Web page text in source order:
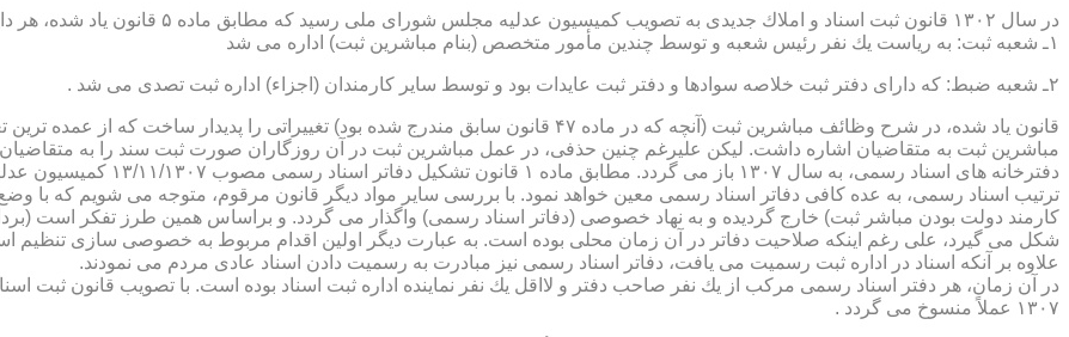
در سال ۱۳۰۲ قانون ثبت اسناد و املاك جدیدی به تصویب كمیسیون عدلیه مجلس شورای ملی رسید كه مطابق ماده ۵ قانون یاد شده، هر دایره ثبت اسناد، از دو قسمت زیر تشكیل می شد.
۱ـ شعبه ثبت: به ریاست یك نفر رئیس شعبه و توسط چندین مأمور متخصص (بنام مباشرین ثبت) اداره می شد
۲ـ شعبه ضبط: كه دارای دفتر ثبت خلاصه سوادها و دفتر ثبت عایدات بود و توسط سایر كارمندان (اجزاء) اداره ثبت تصدی می شد .
قانون یاد شده، در شرح وظائف مباشرین ثبت (آنچه كه در ماده ۴۷ قانون سابق مندرج شده بود)
مباشرین ثبت به متقاضیان اشاره داشت. لیكن علیرغم چنین حذفی، در عمل مباشرین ثبت در آن روزگاران صورت ثبت سند را به
دفترخانه های اسناد رسمی، به
ترتیب اسناد رسمی، به عده كافی دفاتر اسناد رسمی معین خواهد نمود. با بررسی سایر مواد دیگر قانون مرقوم، متوجه می شویم كه با
كارمند دولت بودن مباشر ثبت) خارج گردیده و به نهاد خصوصی (دفاتر اسناد رسمی) واگذار می گردد. و براساس همین طرز تفكر است
علاوه بر آنكه اسناد در اداره ثبت رسمیت می یافت، دفاتر اسناد رسمی نیز مبادرت به رسمیت دادن اسناد عادی مردم می نمودند.
۱۳۰۷ عملاً منسوخ می گردد .